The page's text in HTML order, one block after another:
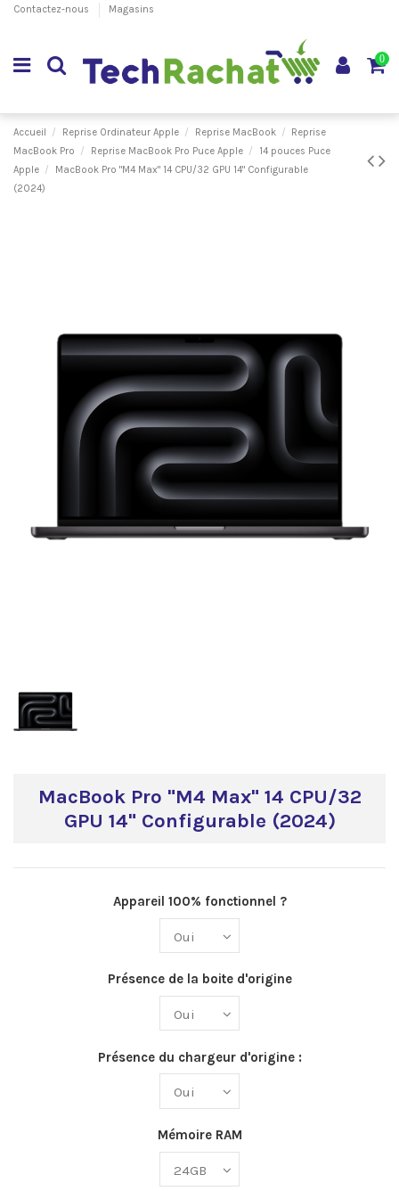
Contactez-nous Magasins
0
Accueil Reprise Ordinateur Apple Reprise MacBook
Reprise
MacBook Pro
Reprise MacBook Pro Puce Apple
14 pouces Puce
Apple
MacBook Pro "M4 Max" 14 CPU/32 GPU 14" Configurable
(2024)
MacBook Pro "M4 Max" 14 CPU/32
GPU 14" Configurable (2024)
Appareil 100% fonctionnel ?
Présence de la boite d'origine
Présence du chargeur d'origine :
Mémoire RAM